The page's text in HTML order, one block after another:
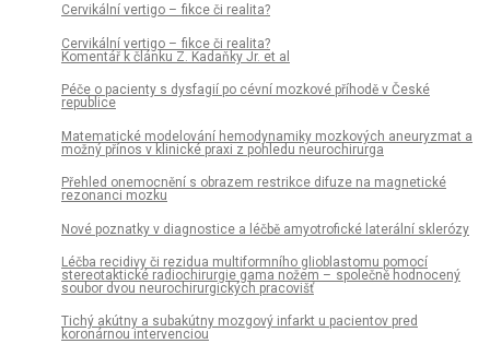
Cervikální vertigo – fikce či realita?
Cervikální vertigo – fikce či realita?
Komentář k článku Z. Kadaňky Jr. et al
Péče o pa­cienty s dysfagií po cévní mozkové příhodě v České
republice
Matematické modelování hemodynamiky mozkových aneuryzmat a
možný přínos v klinické praxi z pohledu neurochirurga
Přehled onemocnění s obrazem restrikce difuze na magnetické
rezonanci mozku
Nové poznatky v dia­gnostice a léčbě amyotrofické laterální sklerózy
Léčba recidivy či rezidua multiformního glioblastomu pomocí
stereotaktické radiochirurgie gama nožem – společně hodnocený
soubor dvou neurochirurgických pracovišť
Tichý akútny a subakútny mozgový infarkt u pacientov pred
koronárnou intervenciou